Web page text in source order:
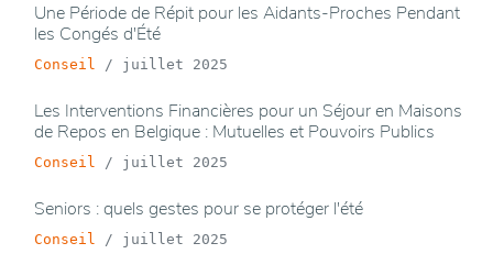
Une Période de Répit pour les Aidants-Proches Pendant
les Congés d'Été
Conseil / juillet 2025
Les Interventions Financières pour un Séjour en Maisons
de Repos en Belgique : Mutuelles et Pouvoirs Publics
Conseil / juillet 2025
Seniors : quels gestes pour se protéger l'été
Conseil / juillet 2025